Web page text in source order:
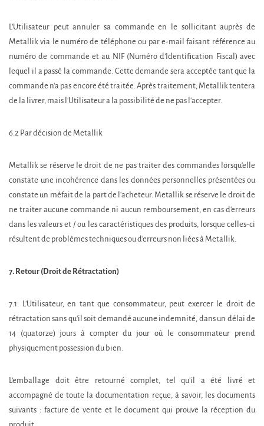
L'Utilisateur peut annuler sa commande en le sollicitant auprès de
Metallik via le numéro de téléphone ou par e-mail faisant référence au
numéro de commande et au NIF (Numéro d’Identification Fiscal) avec
lequel il a passé la commande. Cette demande sera acceptée tant que la
commande n'a pas encore été traitée. Après traitement, Metallik tentera
de la livrer, mais l'Utilisateur a la possibilité de ne pas l'accepter.
6.2 Par décision de Metallik
Metallik se réserve le droit de ne pas traiter des commandes lorsqu'elle
constate une incohérence dans les données personnelles présentées ou
constate un méfait de la part de l'acheteur. Metallik se réserve le droit de
ne traiter aucune commande ni aucun remboursement, en cas d'erreurs
dans les valeurs et / ou les caractéristiques des produits, lorsque celles-ci
résultent de problèmes techniques ou d'erreurs non liées à Metallik.
7. Retour (Droit de Rétractation)
7.1. L'Utilisateur, en tant que consommateur, peut exercer le droit de
rétractation sans qu'il soit demandé aucune indemnité, dans un délai de
14 (quatorze) jours à compter du jour où le consommateur prend
physiquement possession du bien.
L'emballage doit être retourné complet, tel qu'il a été livré et
accompagné de toute la documentation reçue, à savoir, les documents
suivants : facture de vente et le document qui prouve la réception du